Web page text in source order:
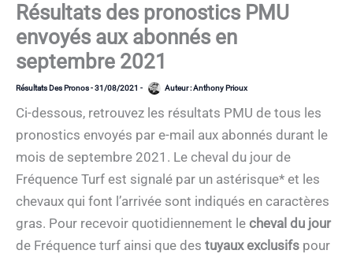
Résultats des pronostics PMU
envoyés aux abonnés en
septembre 2021
Résultats Des Pronos-31/08/2021 - Auteur :Anthony Prioux
Ci-dessous, retrouvez les résultats PMU de tous les
pronostics envoyés par e-mail aux abonnés durant le
mois de septembre 2021. Le cheval du jour de
Fréquence Turf est signalé par un astérisque* et les
chevaux qui font l’arrivée sont indiqués en caractères
gras. Pour recevoir quotidiennement le cheval du jour
de Fréquence turf ainsi que des tuyaux exclusifs pour